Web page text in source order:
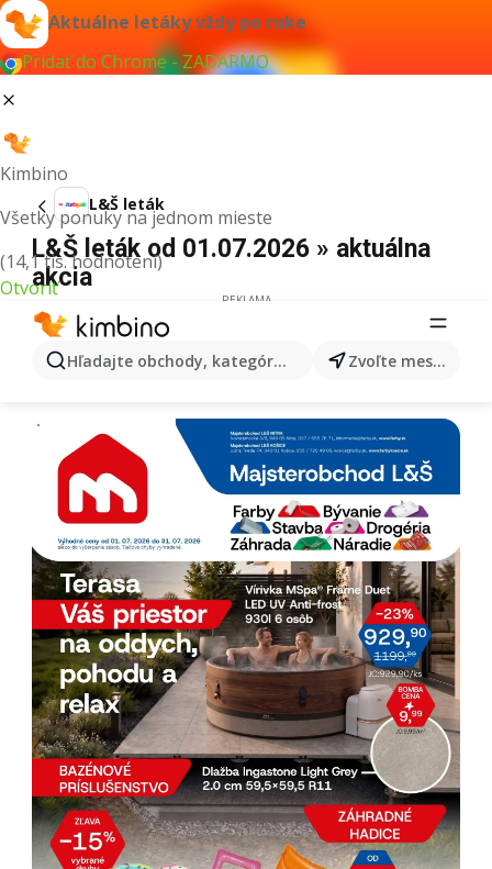
Aktuálne letáky vždy po ruke
Pridať do Chrome - ZADARMO
Kimbino
Všetky ponuky na jednom mieste
(14,1 tis. hodnotení)
Otvoriť
Hľadajte obchody, kategórie, produkty... Zvoľte mesto
L&Š leták
L&Š leták od 01.07.2026 » aktuálna
akcia
REKLAMA